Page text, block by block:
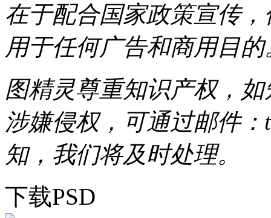
在于配合国家政策宣传
用于任何广告和商用目的
图精灵尊重知识产权，
涉嫌侵权，可通过邮件：
知，我们将及时处理。
下载PSD